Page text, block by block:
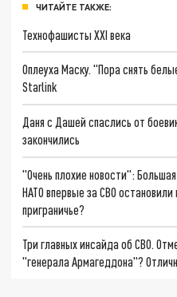
ЧИТАЙТЕ ТАКЖЕ:
Технофашисты XXI века
Оплеуха Маску. "Пора снять
Starlink
Даня с Дашей спаслись от
закончились
"Очень плохие новости":
НАТО впервые за СВО
приграничье?
Три главных инсайда об СВО.
"генерала Армагеддона"?